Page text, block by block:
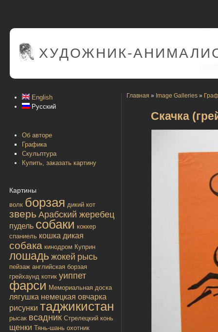
ХУДОЖНИК-
English
Русский
Об авторе
Графика
Скульптура
Купить, заказать картину
Картины
волк борзая дикий кот
зверь Арабский жеребец
пудель собаки коккер
спаниель кошка дикая
собака кинодром Куприн
лошадь жокей рысь
пейзаж английская борзая
грейхаунд котик уиппет
фарси Мемориальная доска
лягушка немецкая овчарка
рисунки таджикистан
рысак всадник Стрелецкий конь
щенки Тянь-шань охотник
Главная » Image Galleries »
Скачка